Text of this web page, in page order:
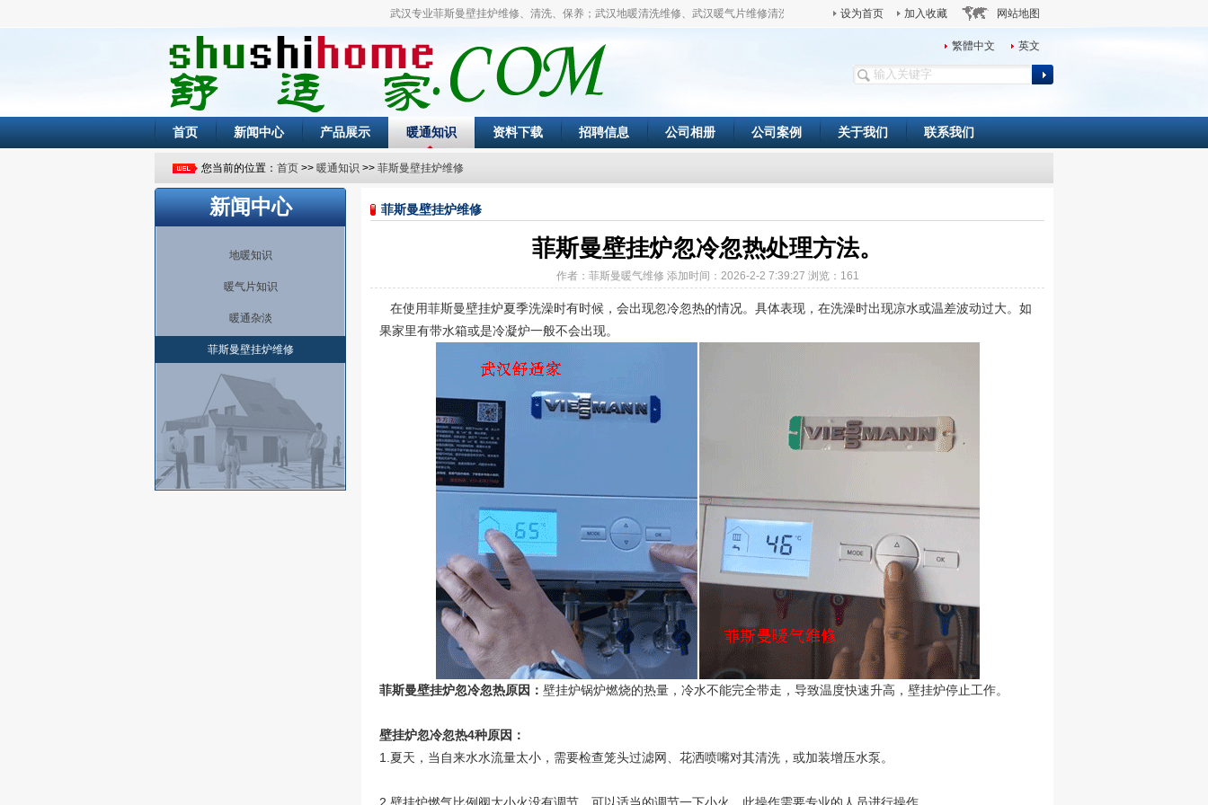
武汉专业菲斯曼壁挂炉维修、清洗、保养；武汉地暖清洗维修、武汉暖气片维修清洗。 设为首页 加入收藏 网站地图
繁體中文 英文
首页 新闻中心 产品展示 暖通知识 资料下载 招聘信息 公司相册 公司案例 关于我们 联系我们
您当前的位置： 首页 >> 暖通知识 >> 菲斯曼壁挂炉维修
新闻中心
地暖知识
暖气片知识
暖通杂淡
菲斯曼壁挂炉维修
菲斯曼壁挂炉维修
菲斯曼壁挂炉忽冷忽热处理方法。
作者：菲斯曼暖气维修 添加时间：2026-2-2 7:39:27 浏览： 161
在使用菲斯曼壁挂炉夏季洗澡时有时候，会出现忽冷忽热的情况。具体表现，在洗澡时出现凉水或温差波动过大。如
果家里有带水箱或是冷凝炉一般不会出现。
菲斯曼壁挂炉忽冷忽热原因： 壁挂炉锅炉燃烧的热量，冷水不能完全带走，导致温度快速升高，壁挂炉停止工作。
壁挂炉忽冷忽热4种原因：
1.夏天，当自来水水流量太小，需要检查笼头过滤网、花洒喷嘴对其清洗，或加装增压水泵。